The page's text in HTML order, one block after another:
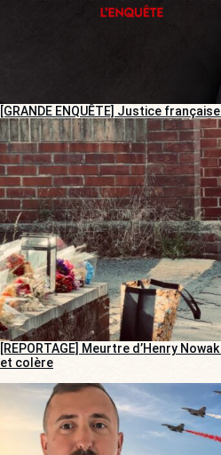
[GRANDE ENQUÊTE] Justice
[REPORTAGE] Meurtre d’Henry
et colère